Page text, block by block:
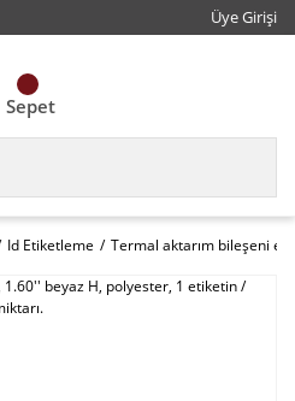
Üye Girişi
Sepet
Id Etiketleme Termal aktarım bileşeni